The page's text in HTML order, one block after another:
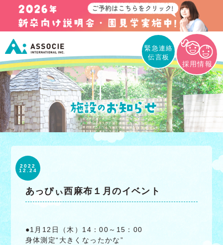
採用情報
緊急連絡
伝言板
2022
12.24
あっぴぃ西麻布１月のイベント
●1月12日（木）14：00～15：00
身体測定“大きくなったかな”